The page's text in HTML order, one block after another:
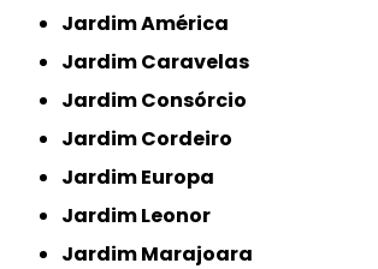
Jardim América
Jardim Caravelas
Jardim Consórcio
Jardim Cordeiro
Jardim Europa
Jardim Leonor
Jardim Marajoara